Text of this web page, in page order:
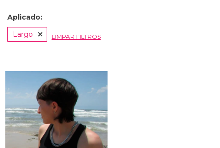
Aplicado:
Largo
LIMPAR FILTROS